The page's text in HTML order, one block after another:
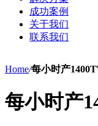
成功案例
关于我们
联系我们
Home/每小时产
每小时产